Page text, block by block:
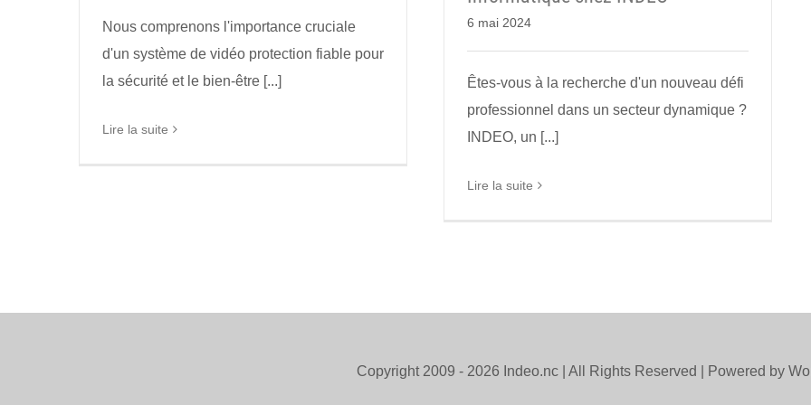
Nous comprenons l'importance cruciale
d'un système de vidéo protection fiable pour
la sécurité et le bien-être [...]
Lire la suite
6 mai 2024
Êtes-vous à la recherche d'un nouveau défi
professionnel dans un secteur dynamique ?
INDEO, un [...]
Lire la suite
Copyright 2009 - 2026 Indeo.nc | All Rights Reserved | Powered by